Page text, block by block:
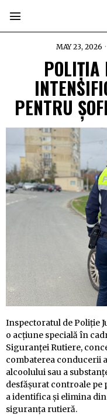
MAY 23, 2026
POLIȚIA
PENTRU
Inspectoratul de Poliție
o acțiune specială în
Siguranței Rutiere,
combaterea conducerii
alcoolului sau a
desfășurat controale
a identifica și elimina
siguranța rutieră.